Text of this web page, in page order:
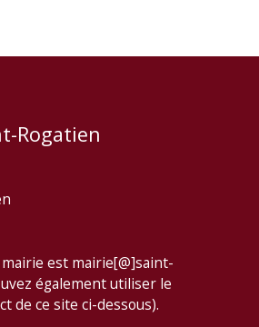
Rogatien
mairie est mairie[@]saint-
également utiliser le
de ce site ci-dessous).